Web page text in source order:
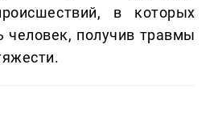
в которых
человек, получив травмы